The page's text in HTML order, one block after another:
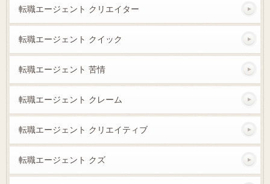
転職エージェント クリエイター
転職エージェント クイック
転職エージェント 苦情
転職エージェント クレーム
転職エージェント クリエイティブ
転職エージェント クズ